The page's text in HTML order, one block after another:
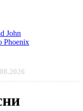
John
Phoenix